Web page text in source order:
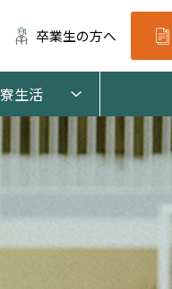
卒業生の方へ
生活